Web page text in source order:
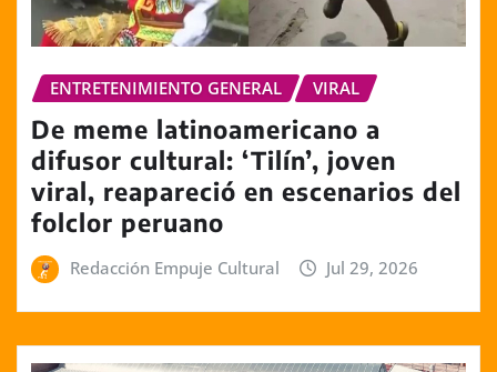
ENTRETENIMIENTO GENERAL VIRAL
De meme latinoamericano a
difusor cultural: ‘Tilín’, joven
viral, reapareció en escenarios del
folclor peruano
Redacción Empuje Cultural Jul 29, 2026